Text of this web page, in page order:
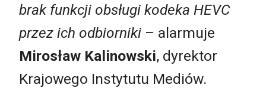
brak funkcji obsługi kodeka HEVC
przez ich odbiorniki – alarmuje
Mirosław Kalinowski, dyrektor
Krajowego Instytutu Mediów.